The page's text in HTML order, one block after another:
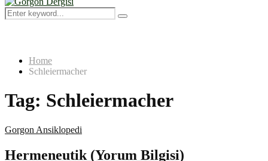
Menu
Search
for:
Search
Home
Schleiermacher
Tag: Schleiermacher
Gorgon Ansiklopedi
Hermeneutik (Yorum Bilgisi)